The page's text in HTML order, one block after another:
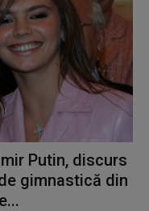
Putin, discurs
gimnastică din